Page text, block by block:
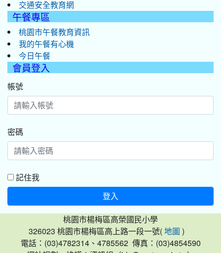
交通安全教育網
午餐專區
桃園市午餐教育資訊
我的午餐有心機
今日午餐
會員登入
帳號
密碼
記住我
登入
桃園市楊梅區高榮國民小學
326023 桃園市楊梅區高上路一段一號( 地圖 )
電話：(03)4782314、4785562 傳真：(03)4854590